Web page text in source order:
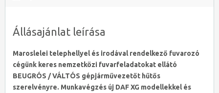
Állásajánlat leírása
Maroslelei telephellyel és irodával rendelkező fuvarozó
cégünk keres nemzetközi fuvarfeladatokat ellátó
BEUGRÓS / VÁLTÓS gépjárművezetőt hűtős
szerelvényre. Munkavégzés új DAF XG modellekkel és